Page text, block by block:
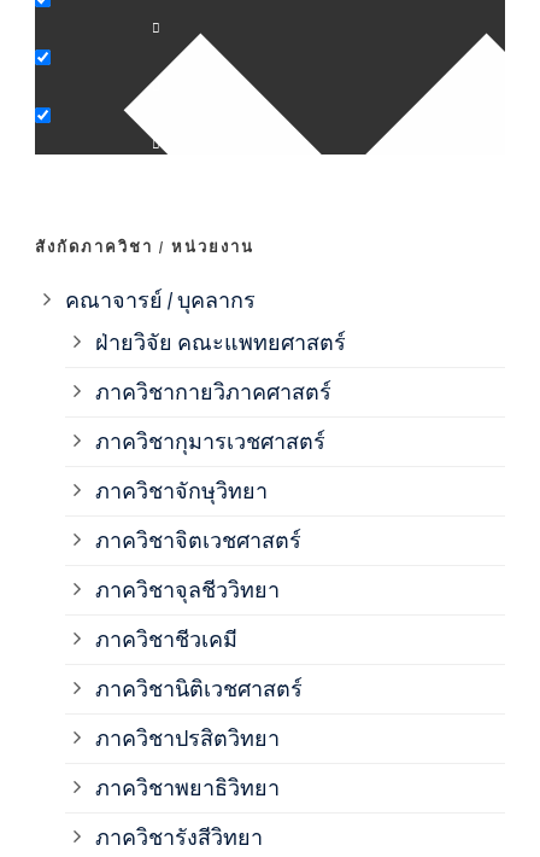
สังกัดภาควิชา / หน่วยงาน
คณาจารย์ / บุคลากร
ฝ่ายวิจัย คณะแพทยศาสตร์
ภาควิชากายวิภาคศาสตร์
ภาควิชากุมารเวชศาสตร์
ภาควิชาจักษุวิทยา
ภาควิชาจิตเวชศาสตร์
ภาควิชาจุลชีววิทยา
ภาควิชาชีวเคมี
ภาควิชานิติเวชศาสตร์
ภาควิชาปรสิตวิทยา
ภาควิชาพยาธิวิทยา
ภาควิชารังสีวิทยา